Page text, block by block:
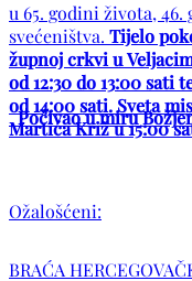
u 65. godini života,
svećeništva. Tijelo
župnoj crkvi u
od 12:30 do 13:00 sati
od 14:00 sati. Sveta
Martića Križ u 15:00
Počivao u miru
Ožalošćeni:
BRAĆA